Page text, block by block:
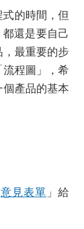
的時間，但
還是要自己
最重要的步
程圖」，希
產品的基本
意見表單 」給